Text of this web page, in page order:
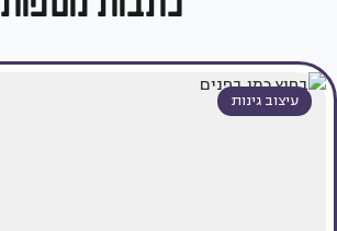
עיצוב גינות